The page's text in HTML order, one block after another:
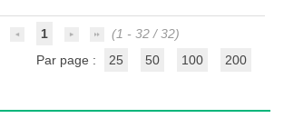
1
(1 - 32 / 32)
Par page :
25 50 100 200